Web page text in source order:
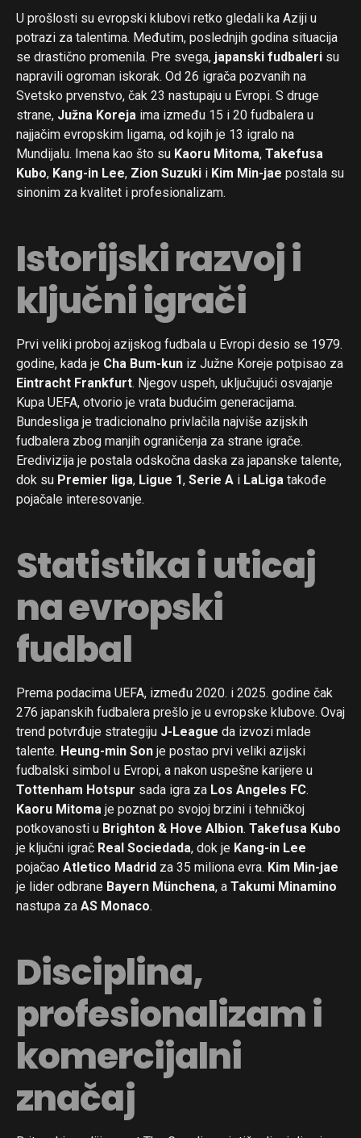
U prošlosti su evropski klubovi retko gledali ka Aziji u
potrazi za talentima. Međutim, poslednjih godina situacija
se drastično promenila. Pre svega, japanski fudbaleri su
napravili ogroman iskorak. Od 26 igrača pozvanih na
Svetsko prvenstvo, čak 23 nastupaju u Evropi. S druge
strane, Južna Koreja ima između 15 i 20 fudbalera u
najjačim evropskim ligama, od kojih je 13 igralo na
Mundijalu. Imena kao što su Kaoru Mitoma, Takefusa
Kubo, Kang-in Lee, Zion Suzuki i Kim Min-jae postala su
sinonim za kvalitet i profesionalizam.
Istorijski razvoj i
ključni igrači
Prvi veliki proboj azijskog fudbala u Evropi desio se 1979.
godine, kada je Cha Bum-kun iz Južne Koreje potpisao za
Eintracht Frankfurt. Njegov uspeh, uključujući osvajanje
Kupa UEFA, otvorio je vrata budućim generacijama.
Bundesliga je tradicionalno privlačila najviše azijskih
fudbalera zbog manjih ograničenja za strane igrače.
Eredivizija je postala odskočna daska za japanske talente,
dok su Premier liga, Ligue 1, Serie A i LaLiga takođe
pojačale interesovanje.
Statistika i uticaj
na evropski
fudbal
Prema podacima UEFA, između 2020. i 2025. godine čak
276 japanskih fudbalera prešlo je u evropske klubove. Ovaj
trend potvrđuje strategiju J-League da izvozi mlade
talente. Heung-min Son je postao prvi veliki azijski
fudbalski simbol u Evropi, a nakon uspešne karijere u
Tottenham Hotspur sada igra za Los Angeles FC.
Kaoru Mitoma je poznat po svojoj brzini i tehničkoj
potkovanosti u Brighton & Hove Albion. Takefusa Kubo
je ključni igrač Real Sociedada, dok je Kang-in Lee
pojačao Atletico Madrid za 35 miliona evra. Kim Min-jae
je lider odbrane Bayern Münchena, a Takumi Minamino
nastupa za AS Monaco.
Disciplina,
profesionalizam i
komercijalni
značaj